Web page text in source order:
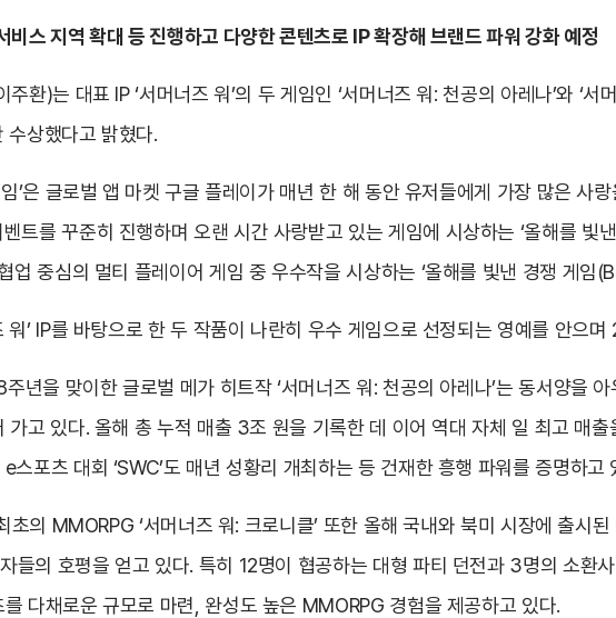
비스 지역 확대 등 진행하고 다양한 콘텐츠로 IP 확장해 브랜드 파워 강화 예정
환)는 대표 IP ‘서머너즈 워’의 두 게임인 ‘서머너즈 워: 천공의 아레나’와 ‘
수상했다고 밝혔다.
’은 글로벌 앱 마켓 구글 플레이가 매년 한 해 동안 유저들에게 가장 많은 사
벤트를 꾸준히 진행하며 오랜 시간 사랑받고 있는 게임에 시상하는 ‘올해를
업 중심의 멀티 플레이어 게임 중 우수작을 시상하는 ‘올해를 빛낸 경쟁 게
워’ IP를 바탕으로 한 두 작품이 나란히 우수 게임으로 선정되는 영예를 안으
년을 맞이한 글로벌 메가 히트작 ‘서머너즈 워: 천공의 아레나’는 동서양을
가고 있다. 올해 총 누적 매출 3조 원을 기록한 데 이어 역대 자체 일 최고 매
스포츠 대회 ‘SWC’도 매년 성황리 개최하는 등 건재한 흥행 파워를 증명하고
초의 MMORPG ‘서머너즈 워: 크로니클’ 또한 올해 국내와 북미 시장에 출시
들의 호평을 얻고 있다. 특히 12명이 협공하는 대형 파티 던전과 3명의 소환
다채로운 규모로 마련, 완성도 높은 MMORPG 경험을 제공하고 있다.